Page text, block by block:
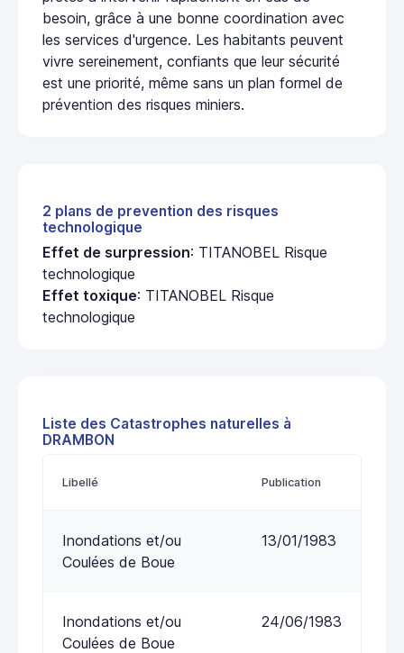
besoin, grâce à une bonne coordination avec
les services d'urgence. Les habitants peuvent
vivre sereinement, confiants que leur sécurité
est une priorité, même sans un plan formel de
prévention des risques miniers.
2 plans de prevention des risques
technologique
Effet de surpression: TITANOBEL Risque
technologique
Effet toxique: TITANOBEL Risque
technologique
Liste des Catastrophes naturelles à
DRAMBON
Libellé Publication
Inondations et/ou
Coulées de Boue
13/01/1983
Inondations et/ou
Coulées de Boue
24/06/1983